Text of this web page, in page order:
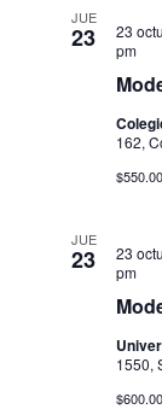
JUE
23 23
pm
162,
$550.00
JUE
23 23
pm
1550,
$600.00